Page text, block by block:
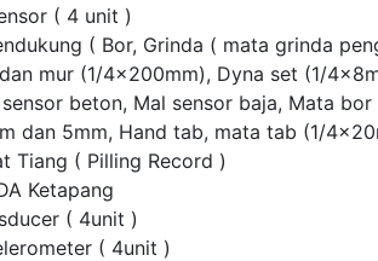
( 4 unit )
( Bor, Grinda ( mata grinda
mur (1/4x200mm), Dyna set (1/
beton, Mal sensor baja, Mata
dan 5mm, Hand tab, mata tab (1/
Tiang ( Pilling Record )
Ketapang
( 4unit )
( 4unit )